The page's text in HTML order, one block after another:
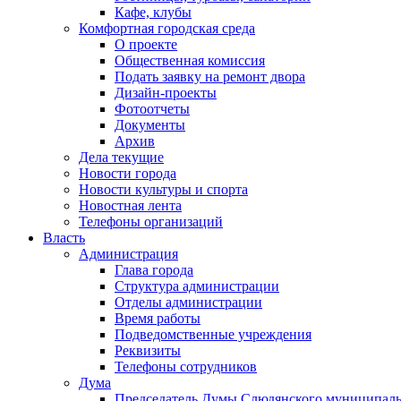
Кафе, клубы
Комфортная городская среда
О проекте
Общественная комиссия
Подать заявку на ремонт двора
Дизайн-проекты
Фотоотчеты
Документы
Архив
Дела текущие
Новости города
Новости культуры и спорта
Новостная лента
Телефоны организаций
Власть
Администрация
Глава города
Структура администрации
Отделы администрации
Время работы
Подведомственные учреждения
Реквизиты
Телефоны сотрудников
Дума